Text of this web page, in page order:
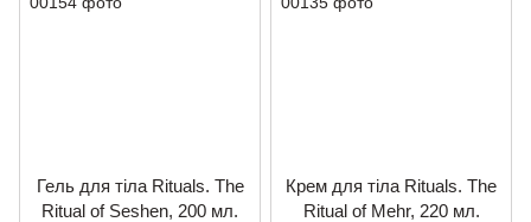
Гель для тіла Rituals. The
Ritual of Seshen, 200 мл.
Крем для тіла Rituals. The
Ritual of Mehr, 220 мл.